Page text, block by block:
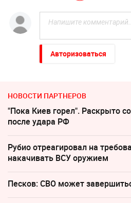
Авторизоваться
НОВОСТИ ПАРТНЕРОВ
"Пока Киев горел". Раскрыто
после удара РФ
Рубио отреагировал на
накачивать ВСУ оружием
Песков: СВО может